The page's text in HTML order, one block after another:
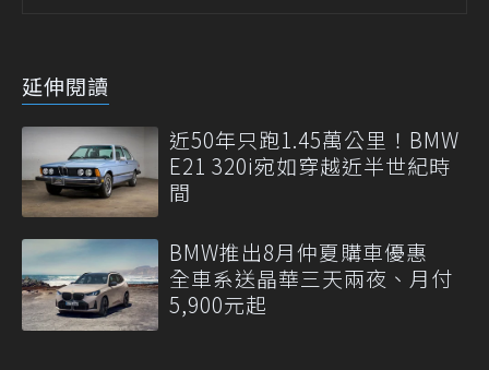
延伸閱讀
近50年只跑1.45萬公里！BMW
E21 320i宛如穿越近半世紀時
間
BMW推出8月仲夏購車優惠
全車系送晶華三天兩夜、月付
5,900元起